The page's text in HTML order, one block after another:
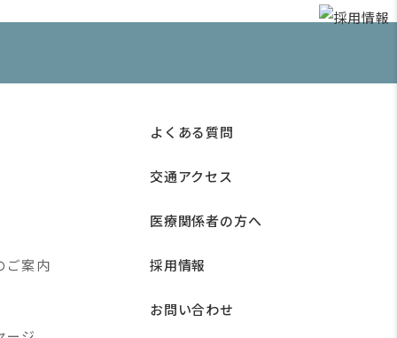
ご案内
よくある質問
交通アクセス
医療関係者の方へ
採用情報
お問い合わせ